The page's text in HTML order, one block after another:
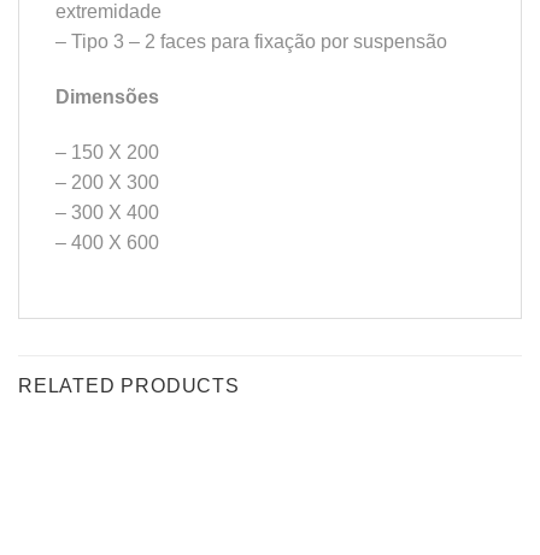
extremidade
– Tipo 3 – 2 faces para fixação por suspensão
Dimensões
– 150 X 200
– 200 X 300
– 300 X 400
– 400 X 600
RELATED PRODUCTS